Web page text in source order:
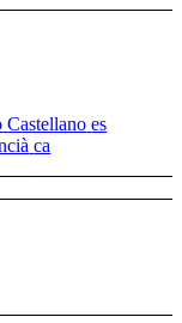
Castellano es
ca